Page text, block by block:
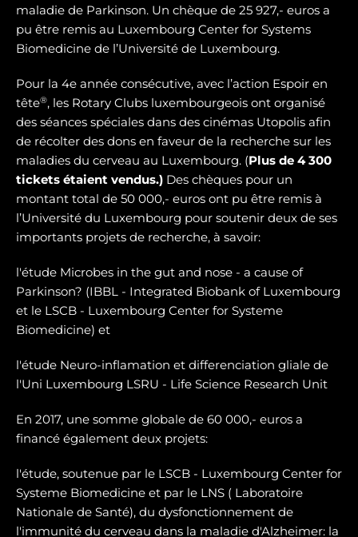
maladie de Parkinson. Un chèque de 25 927,- euros a
pu être remis au Luxembourg Center for Systems
Biomedicine de l’Université de Luxembourg.
Pour la 4e année consécutive, avec l’action Espoir en
tête®, les Rotary Clubs luxembourgeois ont organisé
des séances spéciales dans des cinémas Utopolis afin
de récolter des dons en faveur de la recherche sur les
maladies du cerveau au Luxembourg. (Plus de 4 300
tickets étaient vendus.) Des chèques pour un
montant total de 50 000,- euros ont pu être remis à
l’Université du Luxembourg pour soutenir deux de ses
importants projets de recherche, à savoir:
l'étude Microbes in the gut and nose - a cause of
Parkinson? (IBBL - Integrated Biobank of Luxembourg
et le LSCB - Luxembourg Center for Systeme
Biomedicine) et
l'étude Neuro-inflamation et differenciation gliale de
l'Uni Luxembourg LSRU - Life Science Research Unit
En 2017, une somme globale de 60 000,- euros a
financé également deux projets:
l'étude, soutenue par le LSCB - Luxembourg Center for
Systeme Biomedicine et par le LNS ( Laboratoire
Nationale de Santé), du dysfonctionnement de
l'immunité du cerveau dans la maladie d'Alzheimer: la